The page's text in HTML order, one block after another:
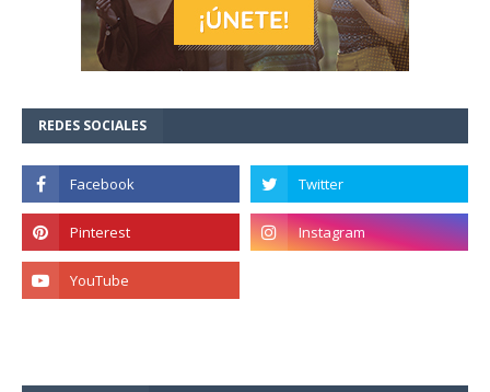
REDES SOCIALES